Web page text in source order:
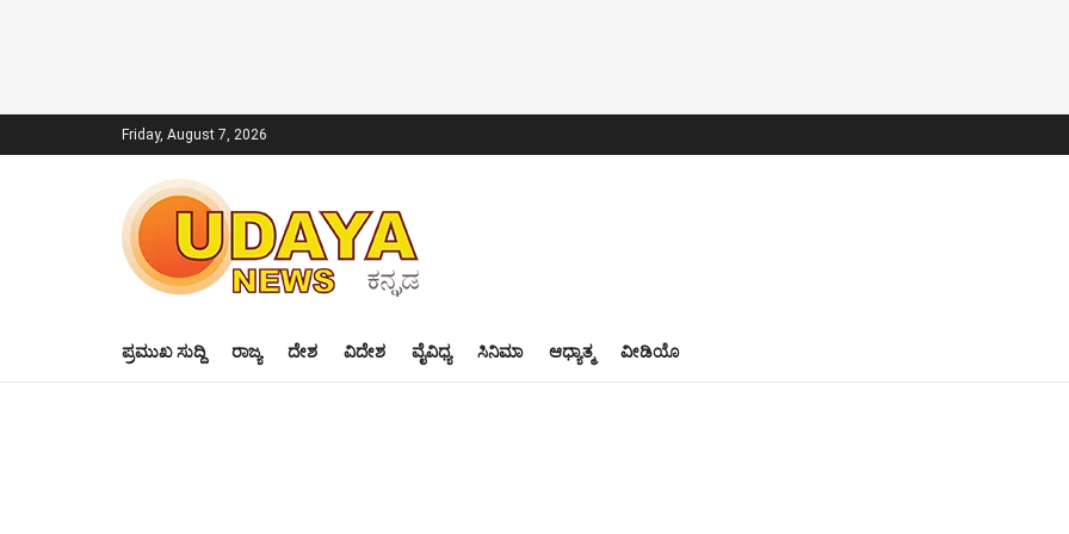
Friday, August 7, 2026
ಪ್ರಮುಖ ಸುದ್ದಿ ರಾಜ್ಯ ದೇಶ ವಿದೇಶ ವೈವಿಧ್ಯ ಸಿನಿಮಾ ಆಧ್ಯಾತ್ಮ ವೀಡಿಯೊ